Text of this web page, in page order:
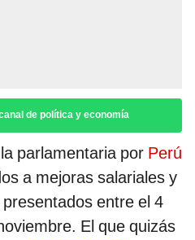
de política y economía
parlamentaria por Perú
a mejoras salariales y
entre el 4
El que quizás